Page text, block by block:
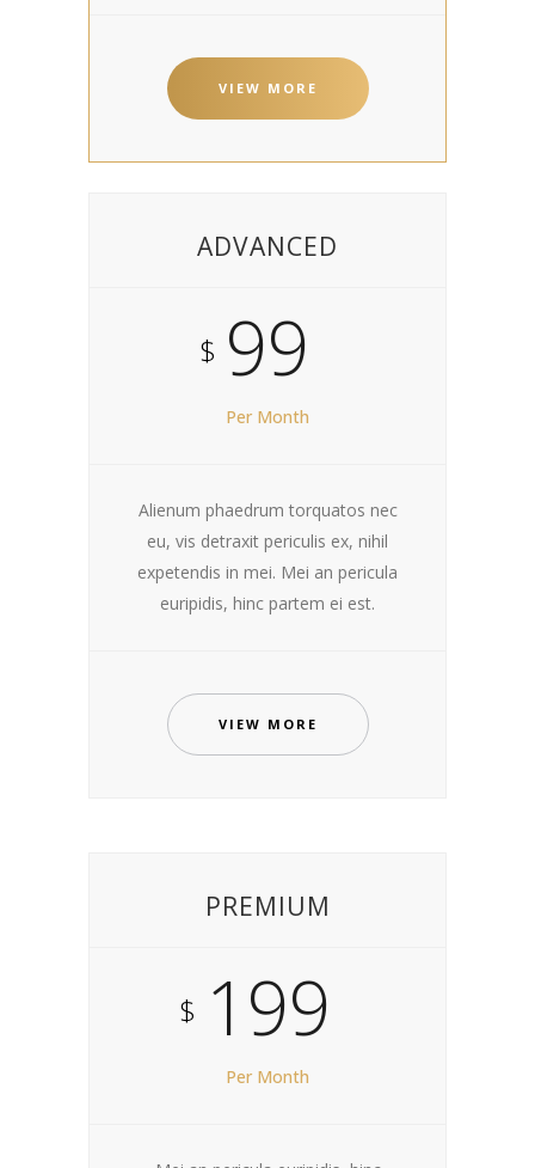
VIEW MORE
ADVANCED
$ 99
Per Month
Alienum phaedrum torquatos nec
eu, vis detraxit periculis ex, nihil
expetendis in mei. Mei an pericula
euripidis, hinc partem ei est.
VIEW MORE
PREMIUM
$ 199
Per Month